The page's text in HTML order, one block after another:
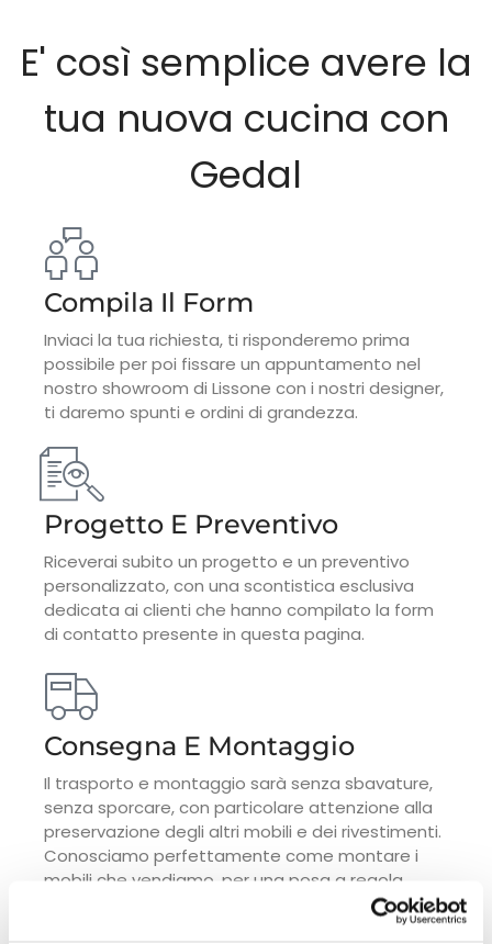
E' così semplice avere la
tua nuova cucina con
Gedal
Compila Il Form
Inviaci la tua richiesta, ti risponderemo prima
possibile per poi fissare un appuntamento nel
nostro showroom di Lissone con i nostri designer,
ti daremo spunti e ordini di grandezza.
Progetto E Preventivo
Riceverai subito un progetto e un preventivo
personalizzato, con una scontistica esclusiva
dedicata ai clienti che hanno compilato la form
di contatto presente in questa pagina.
Consegna E Montaggio
Il trasporto e montaggio sarà senza sbavature,
senza sporcare, con particolare attenzione alla
preservazione degli altri mobili e dei rivestimenti.
Conosciamo perfettamente come montare i
mobili che vendiamo, per una posa a regola